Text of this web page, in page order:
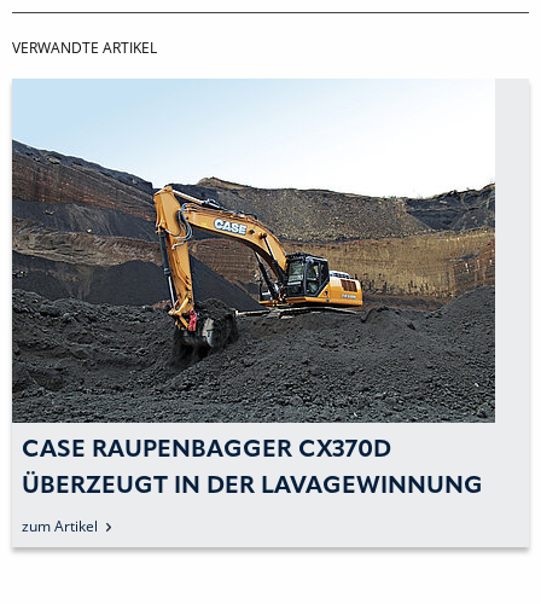
VERWANDTE ARTIKEL
CASE RAUPENBAGGER CX370D
ÜBERZEUGT IN DER LAVAGEWINNUNG
zum Artikel